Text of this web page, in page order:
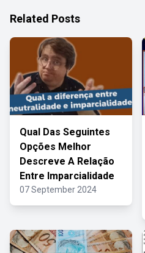
Related Posts
Qual Das Seguintes
Opções Melhor
Descreve A Relação
Entre Imparcialidade
07 September 2024